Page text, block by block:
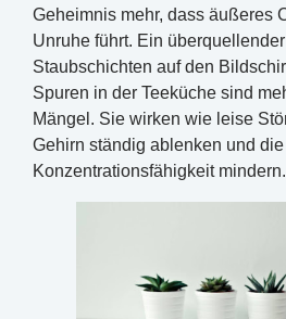
Geheimnis mehr, dass äußeres
Unruhe führt. Ein
Staubschichten auf den
Spuren in der Teeküche sind
Mängel. Sie wirken wie leise
Gehirn ständig ablenken und die
Konzentrationsfähigkeit mindern.